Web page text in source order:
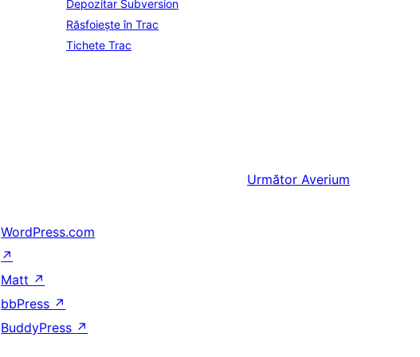
Depozitar Subversion
Răsfoiește în Trac
Tichete Trac
Următor Averium
WordPress.com
↗
Matt ↗
bbPress ↗
BuddyPress ↗